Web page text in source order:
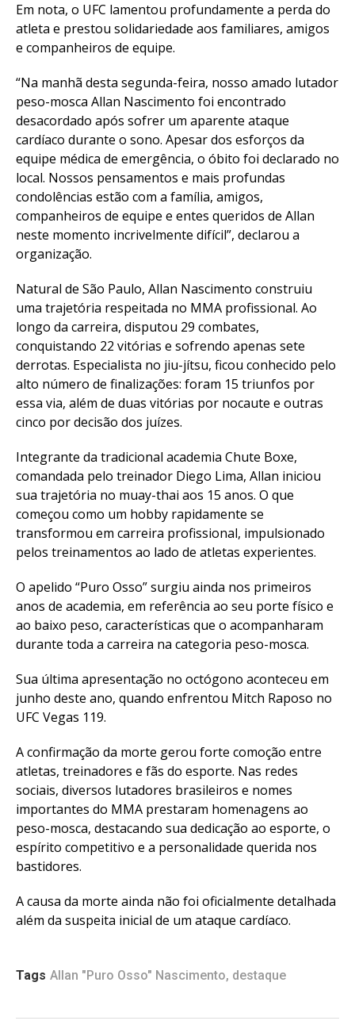
Em nota, o UFC lamentou profundamente a perda do
atleta e prestou solidariedade aos familiares, amigos
e companheiros de equipe.
“Na manhã desta segunda-feira, nosso amado lutador
peso-mosca Allan Nascimento foi encontrado
desacordado após sofrer um aparente ataque
cardíaco durante o sono. Apesar dos esforços da
equipe médica de emergência, o óbito foi declarado no
local. Nossos pensamentos e mais profundas
condolências estão com a família, amigos,
companheiros de equipe e entes queridos de Allan
neste momento incrivelmente difícil”, declarou a
organização.
Natural de São Paulo, Allan Nascimento construiu
uma trajetória respeitada no MMA profissional. Ao
longo da carreira, disputou 29 combates,
conquistando 22 vitórias e sofrendo apenas sete
derrotas. Especialista no jiu-jítsu, ficou conhecido pelo
alto número de finalizações: foram 15 triunfos por
essa via, além de duas vitórias por nocaute e outras
cinco por decisão dos juízes.
Integrante da tradicional academia Chute Boxe,
comandada pelo treinador Diego Lima, Allan iniciou
sua trajetória no muay-thai aos 15 anos. O que
começou como um hobby rapidamente se
transformou em carreira profissional, impulsionado
pelos treinamentos ao lado de atletas experientes.
O apelido “Puro Osso” surgiu ainda nos primeiros
anos de academia, em referência ao seu porte físico e
ao baixo peso, características que o acompanharam
durante toda a carreira na categoria peso-mosca.
Sua última apresentação no octógono aconteceu em
junho deste ano, quando enfrentou Mitch Raposo no
UFC Vegas 119.
A confirmação da morte gerou forte comoção entre
atletas, treinadores e fãs do esporte. Nas redes
sociais, diversos lutadores brasileiros e nomes
importantes do MMA prestaram homenagens ao
peso-mosca, destacando sua dedicação ao esporte, o
espírito competitivo e a personalidade querida nos
bastidores.
A causa da morte ainda não foi oficialmente detalhada
além da suspeita inicial de um ataque cardíaco.
Tags Allan "Puro Osso" Nascimento, destaque